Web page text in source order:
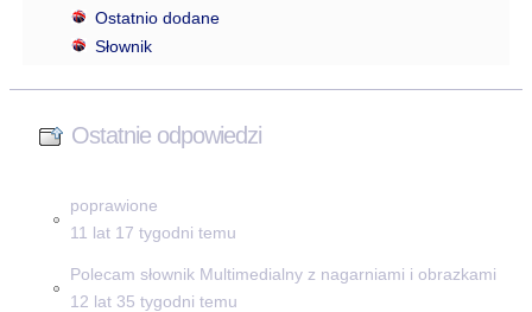
Ostatnio dodane
Słownik
Ostatnie odpowiedzi
poprawione
11 lat 17 tygodni temu
Polecam słownik Multimedialny z nagarniami i obrazkami
12 lat 35 tygodni temu